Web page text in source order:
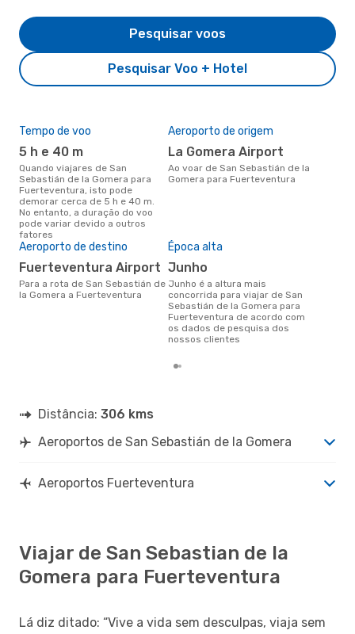
Pesquisar Voo + Hotel
Pesquisar voos
Tempo de voo
5 h e 40 m
Quando viajares de San
Sebastián de la Gomera para
Fuerteventura, isto pode
demorar cerca de 5 h e 40 m.
No entanto, a duração do voo
pode variar devido a outros
fatores
Aeroporto de origem
La Gomera Airport
Ao voar de San Sebastián de la
Gomera para Fuerteventura
Aeroporto de destino
Fuerteventura Airport
Para a rota de San Sebastián de
la Gomera a Fuerteventura
Época alta
junho
junho é a altura mais
concorrida para viajar de San
Sebastián de la Gomera para
Fuerteventura de acordo com
os dados de pesquisa dos
nossos clientes
Distância: 306 kms
Aeroportos de San Sebastián de la Gomera
Aeroportos Fuerteventura
Viajar de San Sebastian de la
Gomera para Fuerteventura
Lá diz ditado: “Vive a vida sem desculpas, viaja sem